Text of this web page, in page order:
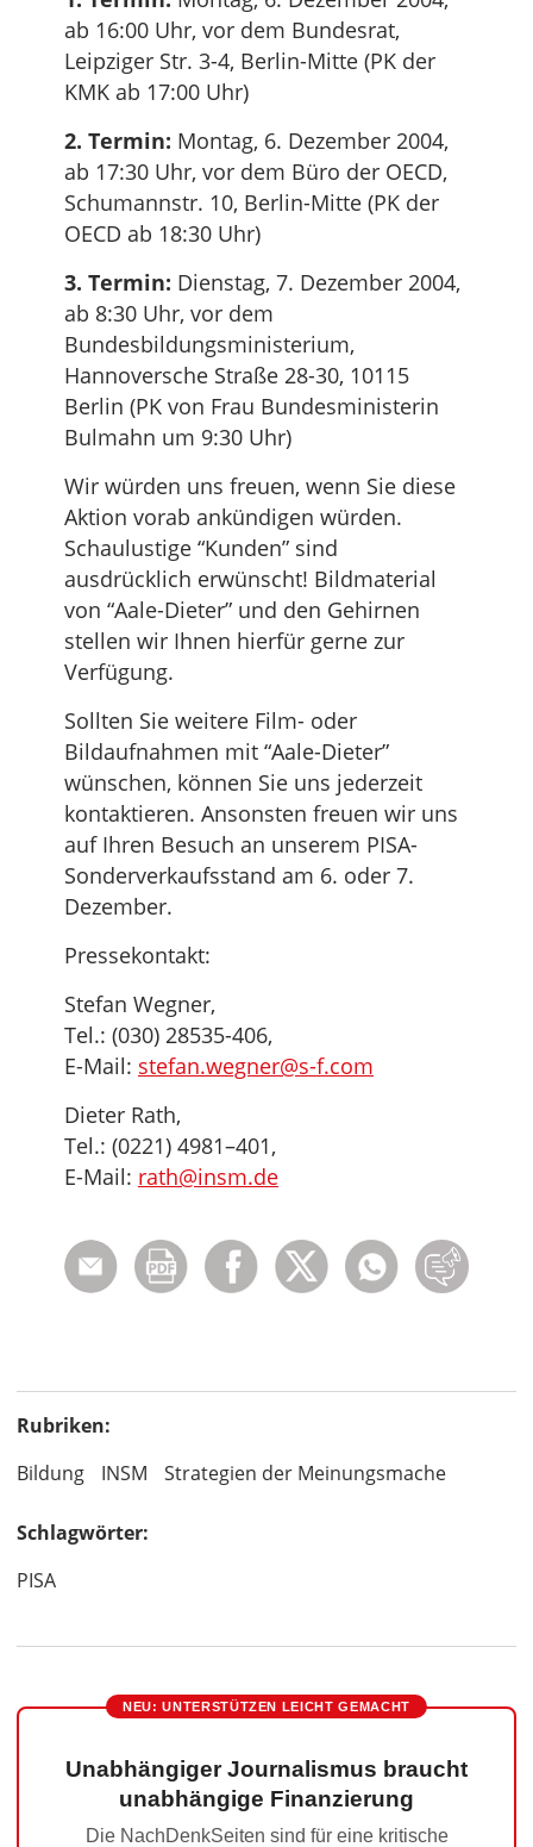
ab 16:00 Uhr, vor dem Bundesrat,
Leipziger Str. 3-4, Berlin-Mitte (PK der
KMK ab 17:00 Uhr)
2. Termin: Montag, 6. Dezember 2004,
ab 17:30 Uhr, vor dem Büro der OECD,
Schumannstr. 10, Berlin-Mitte (PK der
OECD ab 18:30 Uhr)
3. Termin: Dienstag, 7. Dezember 2004,
ab 8:30 Uhr, vor dem
Bundesbildungsministerium,
Hannoversche Straße 28-30, 10115
Berlin (PK von Frau Bundesministerin
Bulmahn um 9:30 Uhr)
Wir würden uns freuen, wenn Sie diese
Aktion vorab ankündigen würden.
Schaulustige “Kunden” sind
ausdrücklich erwünscht! Bildmaterial
von “Aale-Dieter” und den Gehirnen
stellen wir Ihnen hierfür gerne zur
Verfügung.
Sollten Sie weitere Film- oder
Bildaufnahmen mit “Aale-Dieter”
wünschen, können Sie uns jederzeit
kontaktieren. Ansonsten freuen wir uns
auf Ihren Besuch an unserem PISA-
Sonderverkaufsstand am 6. oder 7.
Dezember.
Pressekontakt:
Stefan Wegner,
Tel.: (030) 28535-406,
E-Mail: stefan.wegner@s-f.com
Dieter Rath,
Tel.: (0221) 4981–401,
E-Mail: rath@insm.de
Rubriken:
Bildung
INSM Strategien der Meinungsmache
Schlagwörter:
PISA
NEU: UNTERSTÜTZEN LEICHT GEMACHT
Unabhängiger Journalismus braucht
unabhängige Finanzierung
Die NachDenkSeiten sind für eine kritische